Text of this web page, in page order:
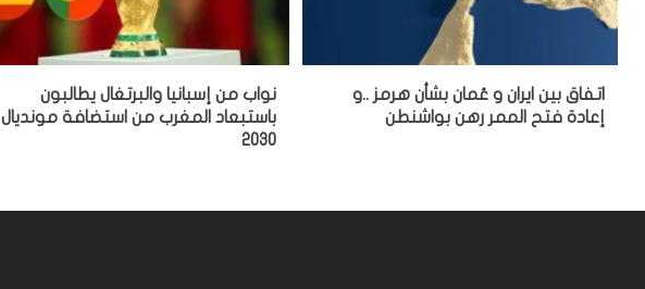
اتفاق بين ايران و عُمان بشأن هرمز ..و
إعادة فتح الممر رهن بواشنطن
نواب من إسبانيا والبرتغال يطالبون
باستبعاد المغرب من استضافة مونديال
2030